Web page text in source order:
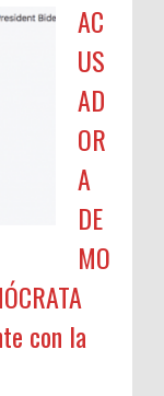
AC
US
AD
OR
A
DE
MO
con la